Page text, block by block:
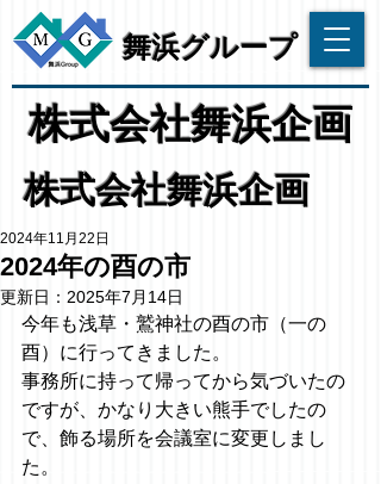
​舞浜グループ
​株式会社舞浜企画
株式会社舞浜企画
2024年の酉の市
2024年11月22日
更新日： 2025年7月14日
今年も浅草・鷲神社の酉の市（一の
酉）に行ってきました。
事務所に持って帰ってから気づいたの
ですが、かなり大きい熊手でしたの
で、飾る場所を会議室に変更しまし
た。